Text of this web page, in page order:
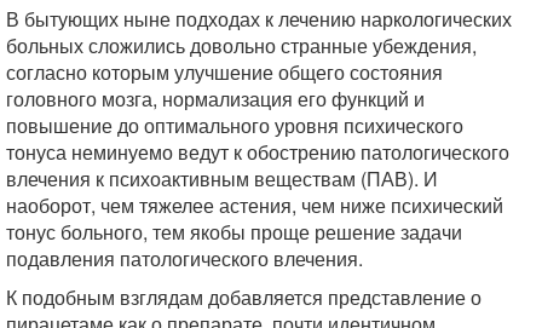
В бытующих ныне подходах к лечению наркологических
больных сложились довольно странные убеждения,
согласно которым улучшение общего состояния
головного мозга, нормализация его функций и
повышение до оптимального уровня психического
тонуса неминуемо ведут к обострению патологического
влечения к психоактивным веществам (ПАВ). И
наоборот, чем тяжелее астения, чем ниже психический
тонус больного, тем якобы проще решение задачи
подавления патологического влечения.
К подобным взглядам добавляется представление о